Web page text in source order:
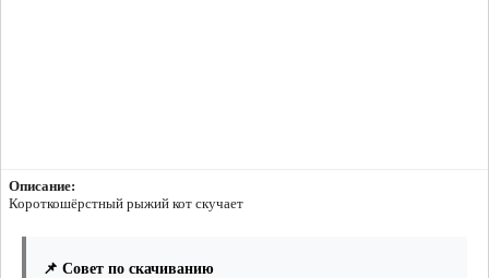
Описание:
Короткошёрстный рыжий кот скучает
📌 Совет по скачиванию